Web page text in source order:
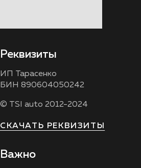
Реквизиты
ИП Тарасенко
БИН 890604050242
© TSI auto 2012-2024
СКАЧАТЬ РЕКВИЗИТЫ
Важно